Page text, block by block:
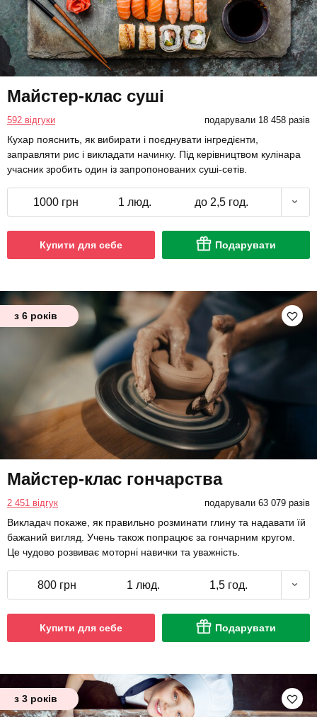
Майстер-клас суші
592 відгуки подарували 18 458 разів
Кухар пояснить, як вибирати і поєднувати інгредієнти,
заправляти рис і викладати начинку. Під керівництвом кулінара
учасник зробить один із запропонованих суші-сетів.
1000 грн 1 люд. до 2,5 год.
Купити для себе Подарувати
з 6 років
Майстер-клас гончарства
2 451 відгук подарували 63 079 разів
Викладач покаже, як правильно розминати глину та надавати їй
бажаний вигляд. Учень також попрацює за гончарним кругом.
Це чудово розвиває моторні навички та уважність.
800 грн 1 люд. 1,5 год.
Купити для себе Подарувати
з 3 років